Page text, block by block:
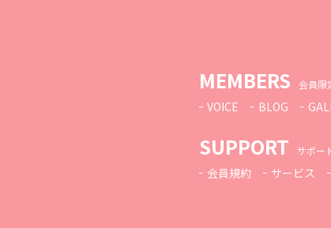
MEMBERS 会員限
VOICE BLOG
SUPPORT サポー
会員規約 サービス